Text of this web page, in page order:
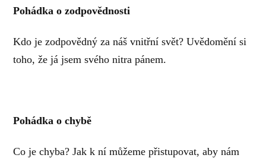
Pohádka o zodpovědnosti
Kdo je zodpovědný za náš vnitřní svět? Uvědomění si
toho, že já jsem svého nitra pánem.
Pohádka o chybě
Co je chyba? Jak k ní můžeme přistupovat, aby nám